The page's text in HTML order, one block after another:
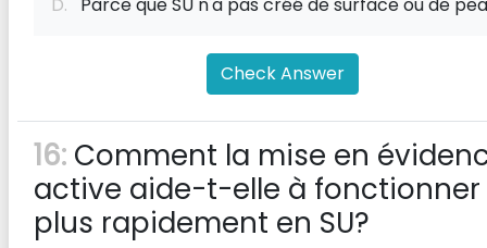
Check Answer
16: Comment la mise en
active aide-t-elle à fonctionner
plus rapidement en SU?